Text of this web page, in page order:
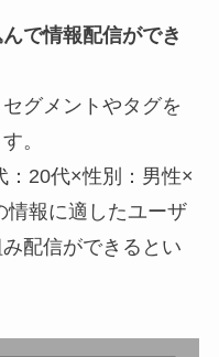
で情報配信ができ
グメントやタグを
。
：20代×性別：男性×
情報に適したユーザ
配信ができるとい